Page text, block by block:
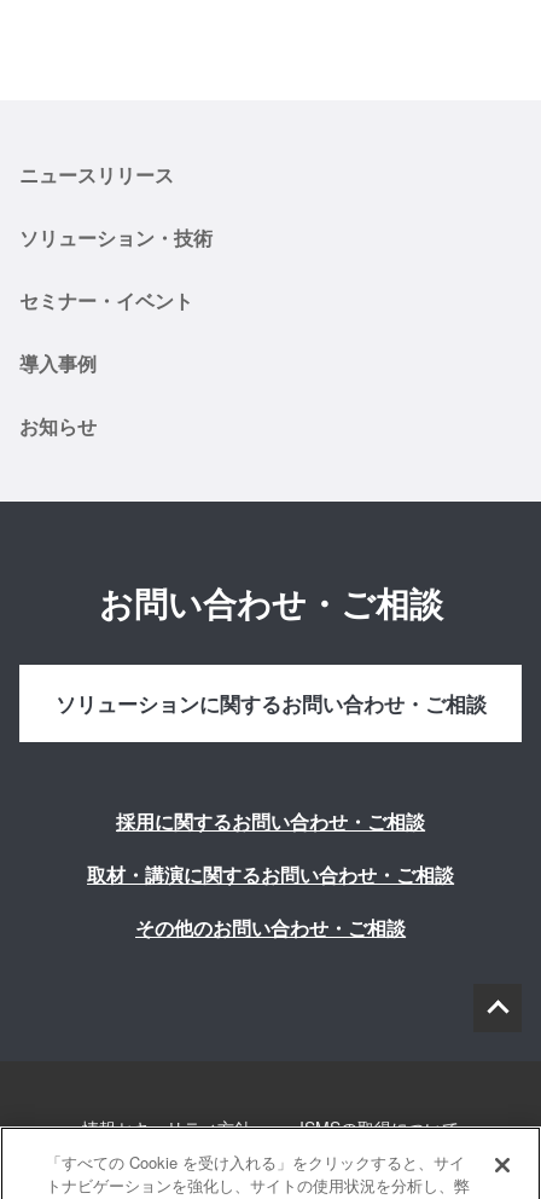
ニュースリリース
ソリューション・技術
セミナー・イベント
導入事例
お知らせ
お問い合わせ・ご相談
ソリューションに関するお問い合わせ・ご相談
採用に関するお問い合わせ・ご相談
取材・講演に関するお問い合わせ・ご相談
その他のお問い合わせ・ご相談
情報セキュリティ方針 ISMSの取得について
個人情報について 勧誘方針 このサイトについて
「すべての Cookie を受け入れる」をクリックすると、サイ
トナビゲーションを強化し、サイトの使用状況を分析し、弊